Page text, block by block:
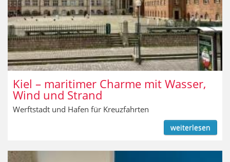
Kiel – maritimer Charme mit Wasser,
Wind und Strand
Werftstadt und Hafen für Kreuzfahrten
weiterlesen